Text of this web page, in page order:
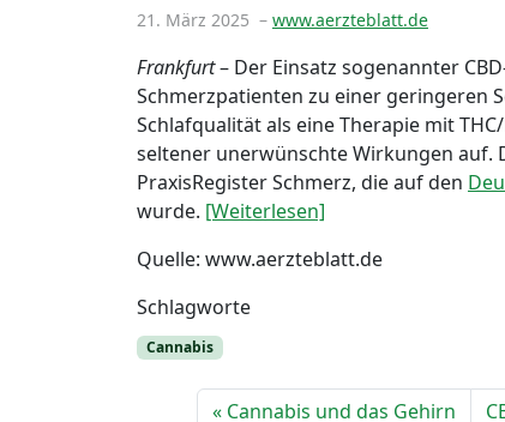
21. März 2025 – www.aerzteblatt.de
Frankfurt– Der Einsatz sogenannter
Schmerzpatienten zu einer geringeren
Schlafqualität als eine Therapie mit
seltener unerwünschte Wirkungen auf.
PraxisRegister Schmerz, die auf den
wurde. [Weiterlesen]
Quelle: www.aerzteblatt.de
Schlagworte
Cannabis
Cannabis und das Gehirn